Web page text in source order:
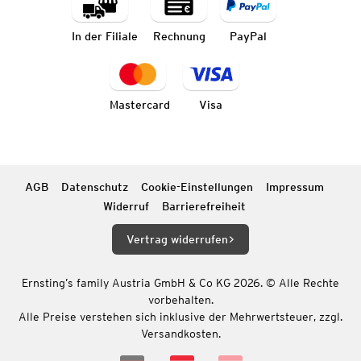
In der Filiale Rechnung PayPal
Mastercard Visa
AGB Datenschutz Cookie-Einstellungen
Impressum
Widerruf
Barrierefreiheit
Vertrag widerrufen
Ernsting’s family Austria GmbH & Co KG 2026. © Alle Rechte
vorbehalten.
Alle Preise verstehen sich inklusive der Mehrwertsteuer, zzgl.
Versandkosten.